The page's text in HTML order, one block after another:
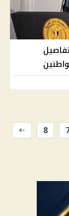
8